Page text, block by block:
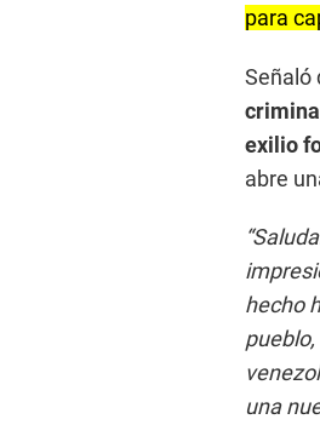
para
Señaló
exilio
abre
hecho
una